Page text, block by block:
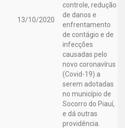
13/10/2020
controle, redução
de danos e
enfrentamento
de contágio e de
infecções
causadas pelo
novo coronavírus
(Covid-19) a
serem adotadas
no município de
Socorro do Piauí,
e dá outras
providência.